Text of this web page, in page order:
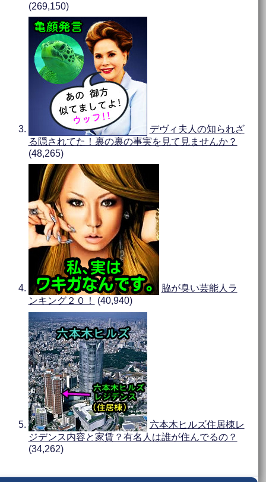
(269,150)
デヴィ夫人の知られざ
る隠されてた！裏の裏の事実を見て見ませんか？
(48,265)
脇が臭い芸能人ラ
ンキング２０！
(40,940)
六本木ヒルズ住居棟レ
ジデンス内容と家賃？有名人は誰が住んでるの？
(34,262)